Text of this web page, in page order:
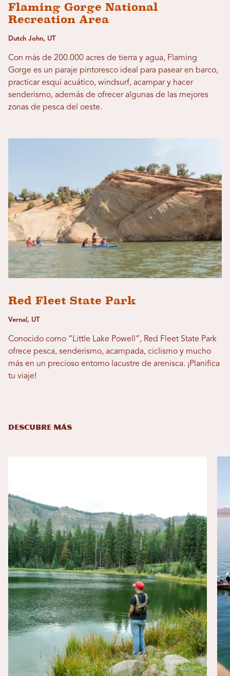
Flaming Gorge National
Recreation Area
Dutch John, UT
Con más de 200.000 acres de tierra y agua, Flaming
Gorge es un paraje pintoresco ideal para pasear en barco,
practicar esquí acuático, windsurf, acampar y hacer
senderismo, además de ofrecer algunas de las mejores
zonas de pesca del oeste.
Red Fleet State Park
Vernal, UT
Conocido como “Little Lake Powell”, Red Fleet State Park
ofrece pesca, senderismo, acampada, ciclismo y mucho
más en un precioso entorno lacustre de arenisca. ¡Planifica
tu viaje!
DESCUBRE MÁS